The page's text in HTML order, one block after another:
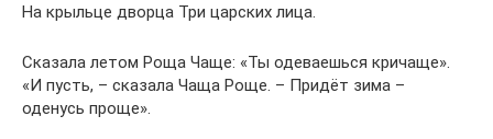
На крыльце дворца Три царских лица.
Сказала летом Роща Чаще: «Ты одеваешься кричаще».
«И пусть, – сказала Чаща Роще. – Придёт зима –
оденусь проще».